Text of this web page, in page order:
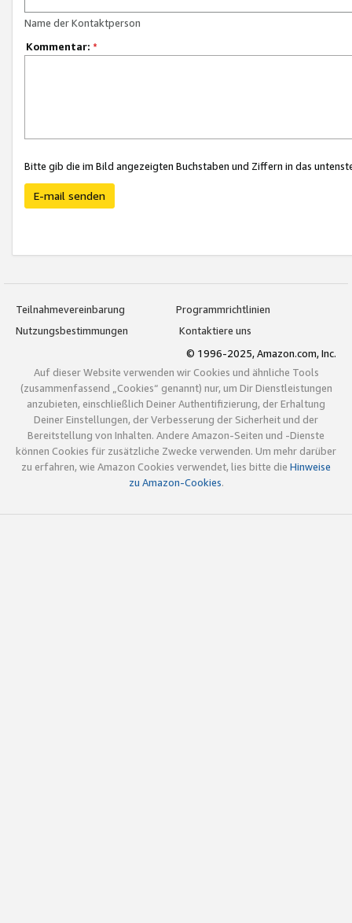
Name der Kontaktperson
Kommentar: *
Bitte gib die im Bild angezeigten Buchstaben und Ziffern in das
E-mail senden
Teilnahmevereinbarung
Programmrichtlinien
Nutzungsbestimmungen
Kontaktiere uns
© 1996-2025, Amazon.com, Inc.
Auf dieser Website verwenden wir Cookies und ähnliche Tools
(zusammenfassend „Cookies“ genannt) nur, um Dir Dienstleistungen
anzubieten, einschließlich Deiner Authentifizierung, der Erhaltung
Deiner Einstellungen, der Verbesserung der Sicherheit und der
Bereitstellung von Inhalten. Andere Amazon-Seiten und -Dienste
können Cookies für zusätzliche Zwecke verwenden. Um mehr darüber
zu erfahren, wie Amazon Cookies verwendet, lies bitte die Hinweise
zu Amazon-Cookies.